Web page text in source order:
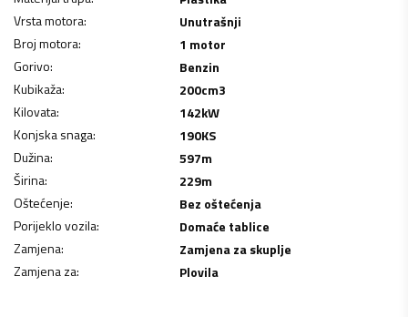
Vrsta motora:
Unutrašnji
Broj motora:
1 motor
Gorivo:
Benzin
Kubikaža: 200cm3
Kilovata: 142kW
Konjska snaga: 190KS
Dužina: 597m
Širina: 229m
Oštećenje:
Bez oštećenja
Porijeklo vozila:
Domaće tablice
Zamjena:
Zamjena za skuplje
Zamjena za: Plovila